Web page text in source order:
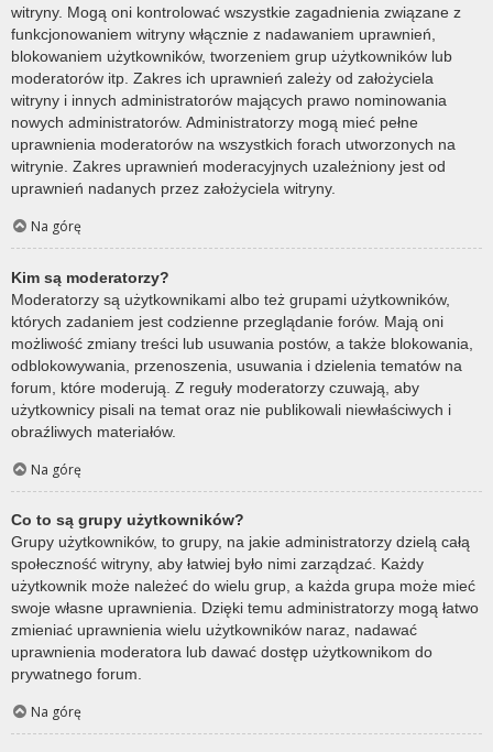
witryny. Mogą oni kontrolować wszystkie zagadnienia związane z
funkcjonowaniem witryny włącznie z nadawaniem uprawnień,
blokowaniem użytkowników, tworzeniem grup użytkowników lub
moderatorów itp. Zakres ich uprawnień zależy od założyciela
witryny i innych administratorów mających prawo nominowania
nowych administratorów. Administratorzy mogą mieć pełne
uprawnienia moderatorów na wszystkich forach utworzonych na
witrynie. Zakres uprawnień moderacyjnych uzależniony jest od
uprawnień nadanych przez założyciela witryny.
Na górę
Kim są moderatorzy?
Moderatorzy są użytkownikami albo też grupami użytkowników,
których zadaniem jest codzienne przeglądanie forów. Mają oni
możliwość zmiany treści lub usuwania postów, a także blokowania,
odblokowywania, przenoszenia, usuwania i dzielenia tematów na
forum, które moderują. Z reguły moderatorzy czuwają, aby
użytkownicy pisali na temat oraz nie publikowali niewłaściwych i
obraźliwych materiałów.
Na górę
Co to są grupy użytkowników?
Grupy użytkowników, to grupy, na jakie administratorzy dzielą całą
społeczność witryny, aby łatwiej było nimi zarządzać. Każdy
użytkownik może należeć do wielu grup, a każda grupa może mieć
swoje własne uprawnienia. Dzięki temu administratorzy mogą łatwo
zmieniać uprawnienia wielu użytkowników naraz, nadawać
uprawnienia moderatora lub dawać dostęp użytkownikom do
prywatnego forum.
Na górę